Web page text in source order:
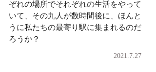
ぞれの場所でそれぞれの生活をやって
いて、その九人が数時間後に、ほんと
うに私たちの最寄り駅に集まれるのだ
ろうか？
2021.7.27